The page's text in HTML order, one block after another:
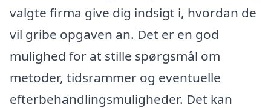
valgte firma give dig indsigt i, hvordan de
vil gribe opgaven an. Det er en god
mulighed for at stille spørgsmål om
metoder, tidsrammer og eventuelle
efterbehandlingsmuligheder. Det kan